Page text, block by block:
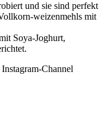
und sie sind perfekt
weizenmehls mit
Soya-Joghurt,
Channel